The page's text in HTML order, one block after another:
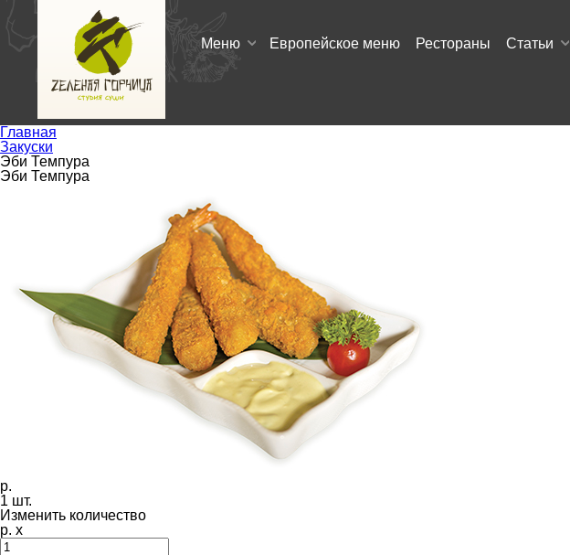
Меню Европейское меню Рестораны Статьи
Главная
Закуски
Эби Темпура
Эби Темпура
р.
1 шт.
Изменить количество
р. x